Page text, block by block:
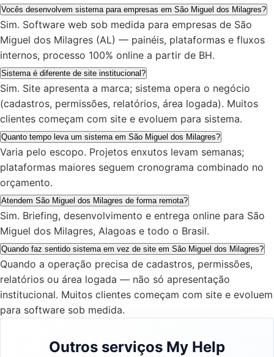
Vocês desenvolvem sistema para empresas em São Miguel dos Milagres?
Sim. Software web sob medida para empresas de São
Miguel dos Milagres (AL) — painéis, plataformas e fluxos
internos, processo 100% online a partir de BH.
Sistema é diferente de site institucional?
Sim. Site apresenta a marca; sistema opera o negócio
(cadastros, permissões, relatórios, área logada). Muitos
clientes começam com site e evoluem para sistema.
Quanto tempo leva um sistema em São Miguel dos Milagres?
Varia pelo escopo. Projetos enxutos levam semanas;
plataformas maiores seguem cronograma combinado no
orçamento.
Atendem São Miguel dos Milagres de forma remota?
Sim. Briefing, desenvolvimento e entrega online para São
Miguel dos Milagres, Alagoas e todo o Brasil.
Quando faz sentido sistema em vez de site em São Miguel dos Milagres?
Quando a operação precisa de cadastros, permissões,
relatórios ou área logada — não só apresentação
institucional. Muitos clientes começam com site e evoluem
para software sob medida.
Outros serviços My Help